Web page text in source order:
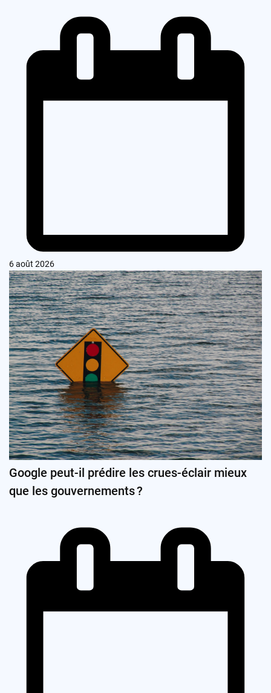
6 août 2026
Google peut-il prédire les crues-éclair mieux
que les gouvernements ?